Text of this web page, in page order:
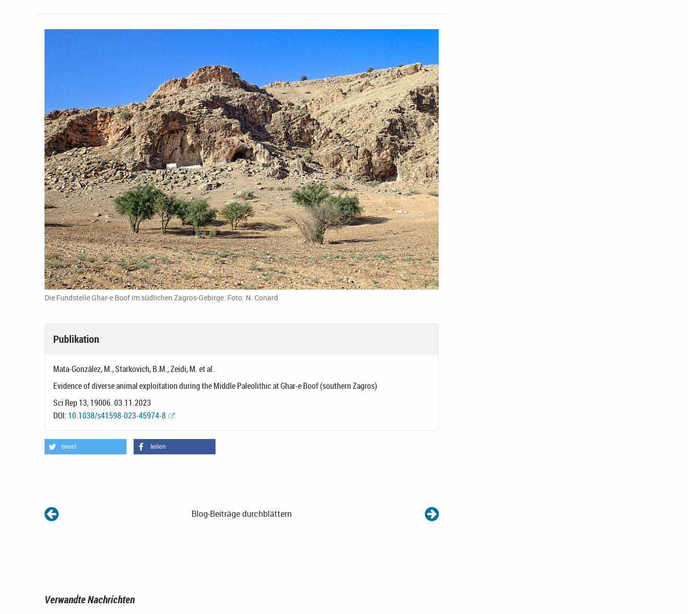
Die Fundstelle Ghar-e Boof im südlichen Zagros-Gebirge. Foto: N. Conard
Publikation
Mata-González, M., Starkovich, B.M., Zeidi, M. et al.
Evidence of diverse animal exploitation during the Middle Paleolithic at Ghar-e Boof (southern Zagros)
Sci Rep 13, 19006. 03.11.2023
DOI: 10.1038/s41598-023-45974-8
tweet teilen
Blog-Beiträge durchblättern
Verwandte Nachrichten